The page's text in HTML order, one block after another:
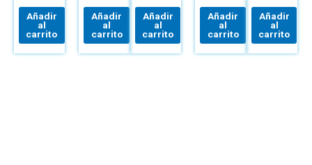
RIEGOS
Añadir
al
carrito
Añadir
al
carrito
Añadir
al
carrito
Añadir
al
carrito
DE
SECCIONES
MÉTODOS
SEGÚN
EHE-08
Añadir
al
carrito